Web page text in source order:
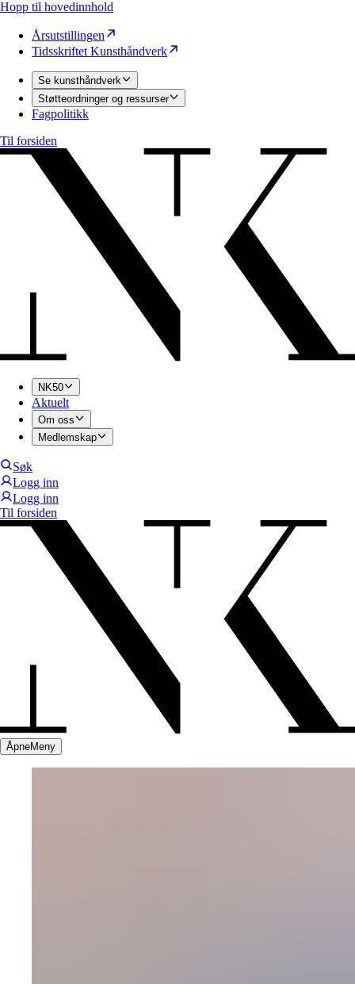
Hopp til hovedinnhold
Årsutstillingen
Tidsskriftet Kunsthåndverk
Se kunsthåndverk
Støtteordninger og ressurser
Fagpolitikk
Til forsiden
NK50
Aktuelt
Om oss
Medlemskap
Søk
Logg inn
Logg inn
Til forsiden
ÅpneMeny